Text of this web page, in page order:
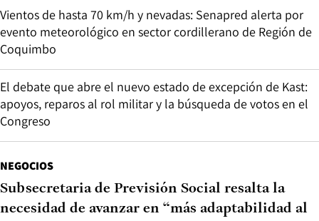
Vientos de hasta 70 km/h y nevadas: Senapred alerta por
evento meteorológico en sector cordillerano de Región de
Coquimbo
El debate que abre el nuevo estado de excepción de Kast:
apoyos, reparos al rol militar y la búsqueda de votos en el
Congreso
NEGOCIOS
Subsecretaria de Previsión Social resalta la
necesidad de avanzar en “más adaptabilidad al